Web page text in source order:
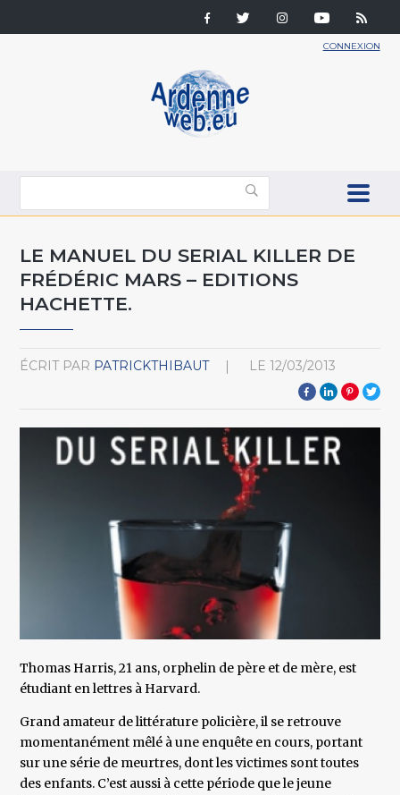
CONNEXION
LE MANUEL DU SERIAL KILLER DE
FRÉDÉRIC MARS – EDITIONS
HACHETTE.
ÉCRIT PAR PATRICKTHIBAUT LE 12/03/2013
Thomas Harris, 21 ans, orphelin de père et de mère, est
étudiant en lettres à Harvard.
Grand amateur de littérature policière, il se retrouve
momentanément mêlé à une enquête en cours, portant
sur une série de meurtres, dont les victimes sont toutes
des enfants. C’est aussi à cette période que le jeune